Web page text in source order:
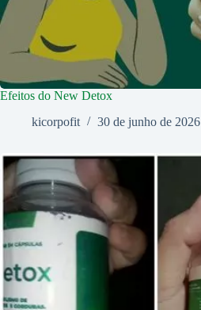
Efeitos do New Detox
kicorpofit
30 de junho de 2026